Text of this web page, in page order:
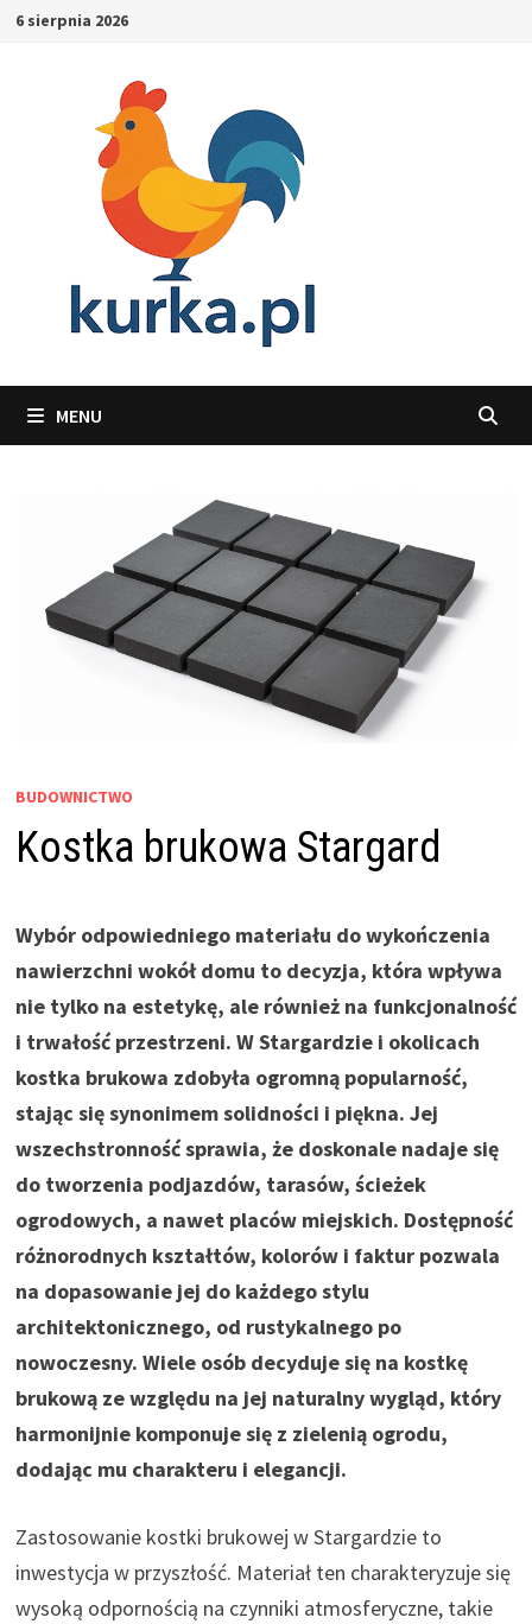
Skip6 sierpnia 2026
MENU
BUDOWNICTWO
Kostka brukowa Stargard
Wybór odpowiedniego materiału do wykończenia
nawierzchni wokół domu to decyzja, która wpływa
nie tylko na estetykę, ale również na funkcjonalność
i trwałość przestrzeni. W Stargardzie i okolicach
kostka brukowa zdobyła ogromną popularność,
stając się synonimem solidności i piękna. Jej
wszechstronność sprawia, że doskonale nadaje się
do tworzenia podjazdów, tarasów, ścieżek
ogrodowych, a nawet placów miejskich. Dostępność
różnorodnych kształtów, kolorów i faktur pozwala
na dopasowanie jej do każdego stylu
architektonicznego, od rustykalnego po
nowoczesny. Wiele osób decyduje się na kostkę
brukową ze względu na jej naturalny wygląd, który
harmonijnie komponuje się z zielenią ogrodu,
dodając mu charakteru i elegancji.
Zastosowanie kostki brukowej w Stargardzie to
inwestycja w przyszłość. Materiał ten charakteryzuje się
wysoką odpornością na czynniki atmosferyczne, takie